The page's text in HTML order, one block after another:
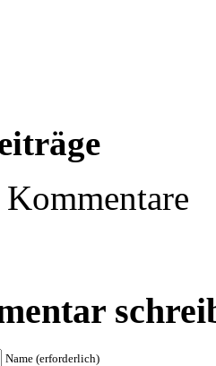
Name (erforderlich)